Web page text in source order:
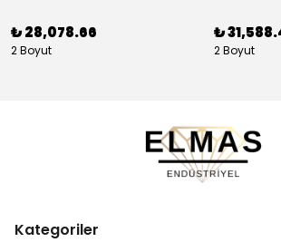
₺ 28,078.66
2 Boyut
₺
2 Boyut
Kategoriler